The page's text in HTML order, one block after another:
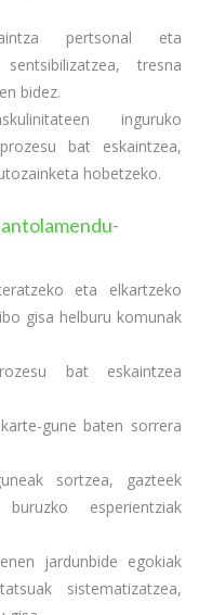
pertsonal eta
tresna
bidez.
inguruko
bat eskaintzea,
hobetzeko.
eta elkartzeko
gisa helburu komunak
bat eskaintzea
gune baten sorrera
sortzea, gazteek
esperientziak
jardunbide egokiak
sistematizatzea,